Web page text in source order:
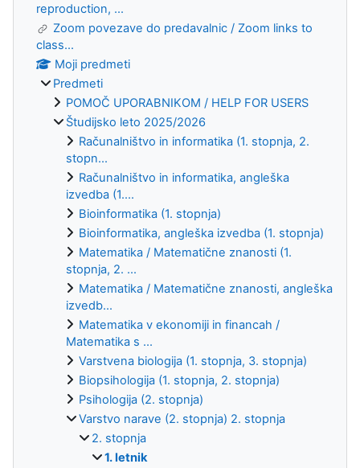
reproduction, ...
Zoom povezave do predavalnic / Zoom links to
class...
Moji predmeti
Predmeti
POMOČ UPORABNIKOM / HELP FOR USERS
Študijsko leto 2025/2026
Računalništvo in informatika (1. stopnja, 2.
stopn...
Računalništvo in informatika, angleška
izvedba (1....
Bioinformatika (1. stopnja)
Bioinformatika, angleška izvedba (1. stopnja)
Matematika / Matematične znanosti (1.
stopnja, 2. ...
Matematika / Matematične znanosti, angleška
izvedb...
Matematika v ekonomiji in financah /
Matematika s ...
Varstvena biologija (1. stopnja, 3. stopnja)
Biopsihologija (1. stopnja, 2. stopnja)
Psihologija (2. stopnja)
Varstvo narave (2. stopnja) 2. stopnja
2. stopnja
1. letnik